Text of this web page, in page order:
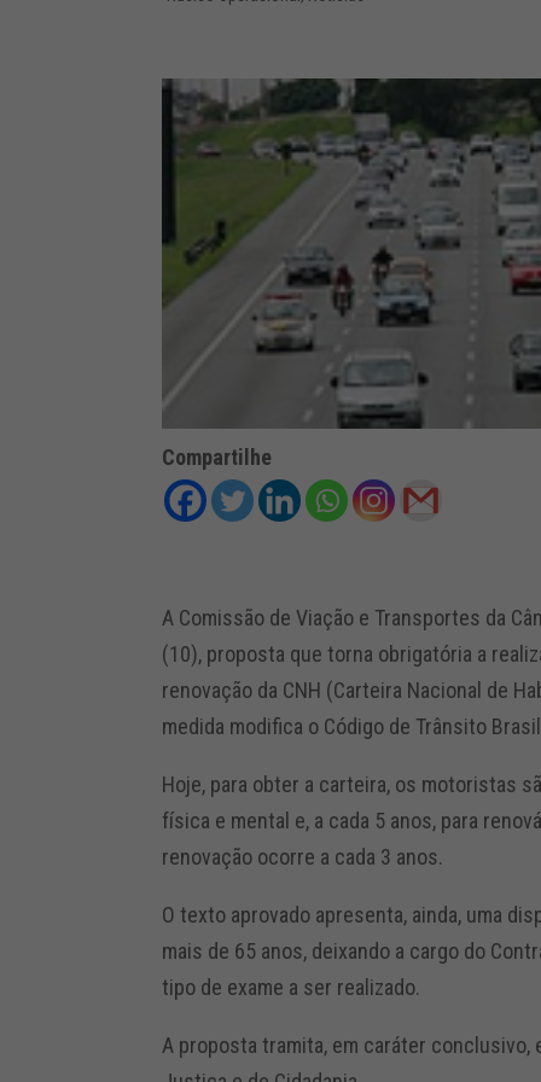
Compartilhe
A Comissão de Viação e Transportes da
(10), proposta que torna obrigatória a
renovação da CNH (Carteira Nacional de
medida modifica o Código de Trânsito
Hoje, para obter a carteira, os motoristas
física e mental e, a cada 5 anos, para
renovação ocorre a cada 3 anos.
O texto aprovado apresenta, ainda, uma
mais de 65 anos, deixando a cargo do
tipo de exame a ser realizado.
A proposta tramita, em caráter conclusivo,